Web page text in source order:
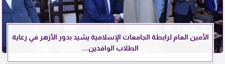
الأمين العام لرابطة الجامعات الإسلامية يشيد بدور الأزهر في رعاية
الطلاب الوافدين...